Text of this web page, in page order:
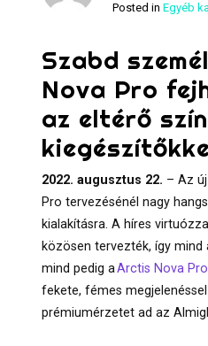
Posted inEgyéb
Szabd
Nova Pro
az eltérő
2022. augusztus 22. – Az
Pro tervezésénél nagy
kialakításra. A híres
közösen tervezték, így
mind pedig aArctis Nova
fekete, fémes
prémiumérzetet ad az